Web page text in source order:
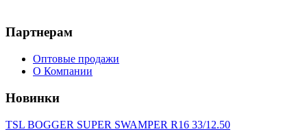
Партнерам
Оптовые продажи
О Компании
Новинки
TSL BOGGER SUPER SWAMPER R16 33/12.50